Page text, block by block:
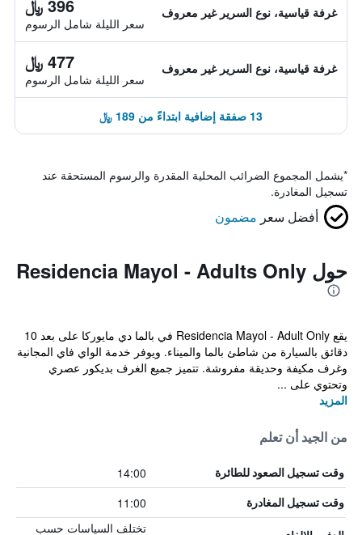
غرفة قياسية، نوع السرير غير معروف 396 ﷼
سعر الليلة شامل الرسوم
غرفة قياسية، نوع السرير غير معروف 477 ﷼
سعر الليلة شامل الرسوم
13 صفقة إضافية ابتداءً من 189 ﷼
*يشمل المجموع الضرائب المحلية المقدرة والرسوم المستحقة عند
تسجيل المغادرة.
أفضل سعر مضمون
حول Residencia Mayol - Adults Only
يقع Residencia Mayol - Adult Only في بالما دي مايوركا على بعد 10
دقائق بالسيارة من شاطئ بالما والميناء. ويوفر خدمة الواي فاي المجانية
وغرف مكيفة وحديقة مفروشة. تتميز جميع الغرف بديكور عصري
وتحتوي على ...
المزيد
من الجيد أن تعلم
وقت تسجيل الصعود للطائرة 14:00
وقت تسجيل المغادرة 11:00
تختلف السياسات حسب